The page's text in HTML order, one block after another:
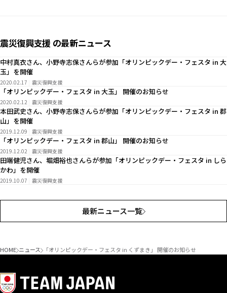
震災復興支援 の最新ニュース
中村真衣さん、小野寺志保さんらが参加「オリンピックデー・フェスタ in 大
玉」を開催
2020.02.17 震災復興支援
「オリンピックデー・フェスタ in 大玉」 開催のお知らせ
2020.02.12 震災復興支援
本田武史さん、小野寺志保さんらが参加「オリンピックデー・フェスタ in 郡
山」を開催
2019.12.09 震災復興支援
「オリンピックデー・フェスタ in 郡山」 開催のお知らせ
2019.12.02 震災復興支援
田端健児さん、堀畑裕也さんらが参加「オリンピックデー・フェスタ in しら
かわ」を開催
2019.10.07 震災復興支援
最新ニュース一覧
HOME ニュース 「オリンピックデー・フェスタ in くずまき」 開催のお知らせ